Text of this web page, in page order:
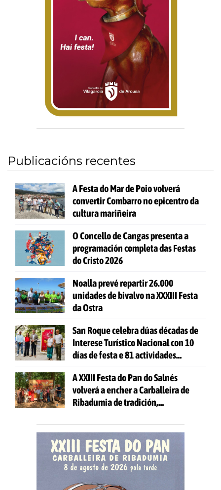
Publicacións recentes
A Festa do Mar de Poio volverá
convertir Combarro no epicentro da
cultura mariñeira
O Concello de Cangas presenta a
programación completa das Festas
do Cristo 2026
Noalla prevé repartir 26.000
unidades de bivalvo na XXXIII Festa
da Ostra
San Roque celebra dúas décadas de
Interese Turístico Nacional con 10
días de festa e 81 actividades
A XXIII Festa do Pan do Salnés
volverá a encher a Carballeira de
Ribadumia de tradición,
todas as idades